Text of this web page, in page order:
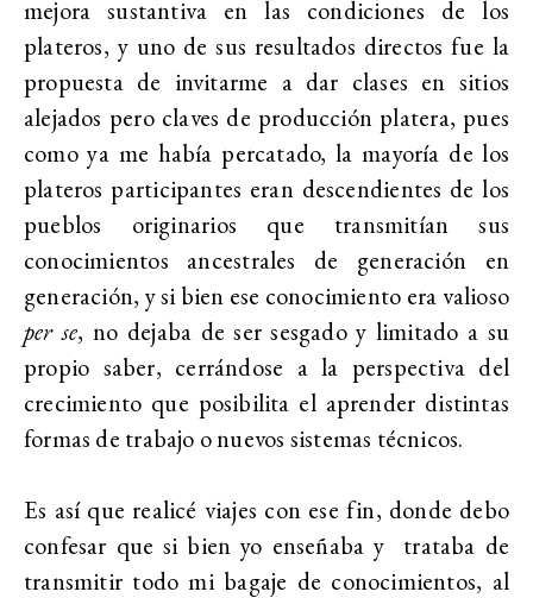
mejora sustantiva en las condiciones de los
plateros, y uno de sus resultados directos fue la
propuesta de invitarme a dar clases en sitios
alejados pero claves de producción platera, pues
como ya me había percatado, la mayoría de los
plateros participantes eran descendientes de los
pueblos originarios que transmitían sus
conocimientos ancestrales de generación en
generación, y si bien ese conocimiento era valioso
per se, no dejaba de ser sesgado y limitado a su
propio saber, cerrándose a la perspectiva del
crecimiento que posibilita el aprender distintas
formas de trabajo o nuevos sistemas técnicos.
Es así que realicé viajes con ese fin, donde debo
confesar que si bien yo enseñaba y trataba de
transmitir todo mi bagaje de conocimientos, al